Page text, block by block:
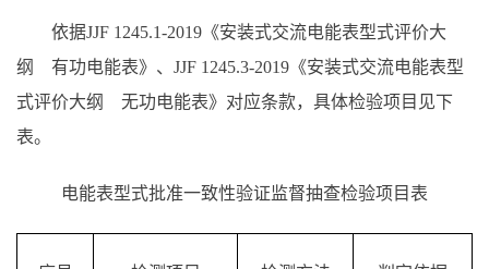
依据JJF 1245.1-2019《安装式交流电能表型式评价大
纲 有功电能表》、JJF 1245.3-2019《安装式交流电能表型
式评价大纲 无功电能表》对应条款，具体检验项目见下
表。
电能表型式批准一致性验证监督抽查检验项目表